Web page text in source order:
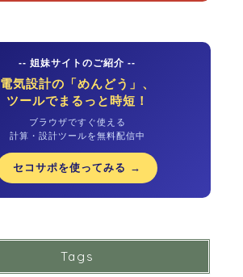
-- 姐妹サイトのご紹介 --
電気設計の「めんどう」、
ツールでまるっと時短！
ブラウザですぐ使える
計算・設計ツールを無料配信中
セコサポを使ってみる →
Tags